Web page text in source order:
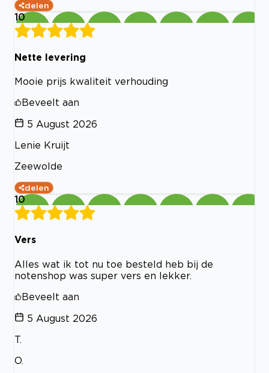
delen
10
Nette levering
Mooie prijs kwaliteit verhouding
Beveelt aan
5 August 2026
Lenie Kruijt
Zeewolde
delen
10
Vers
Alles wat ik tot nu toe besteld heb bij de
notenshop was super vers en lekker.
Beveelt aan
5 August 2026
T.
O.